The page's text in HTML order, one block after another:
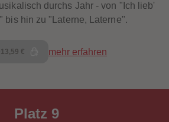
durchs Jahr - von "Ich lieb'
bis hin zu "Laterne, Laterne".
13,59 € mehr erfahren
Platz 9